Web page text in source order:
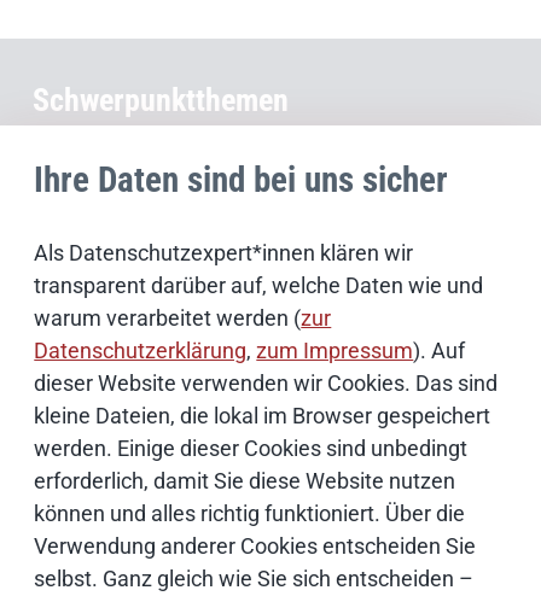
Ihre Daten sind bei uns sicher
Als Datenschutzexpert*innen klären wir
transparent darüber auf, welche Daten wie und
warum verarbeitet werden (zur
Datenschutzerklärung,zum Impressum). Auf
dieser Website verwenden wir Cookies. Das sind
kleine Dateien, die lokal im Browser gespeichert
werden. Einige dieser Cookies sind unbedingt
erforderlich, damit Sie diese Website nutzen
können und alles richtig funktioniert. Über die
Verwendung anderer Cookies entscheiden Sie
selbst. Ganz gleich wie Sie sich entscheiden –
Schwerpunktthemen
Künstliche Intelligenz
Open Source
IT Sicherheit
Onlinezugangsgesetz
Cloud